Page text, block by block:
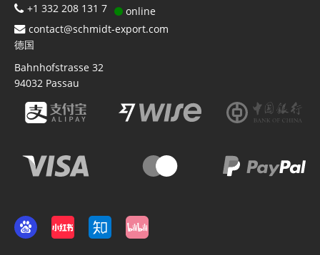
+1 332 208 131 7
online
contact@schmidt-export.com
德国
Bahnhofstrasse 32
94032 Passau